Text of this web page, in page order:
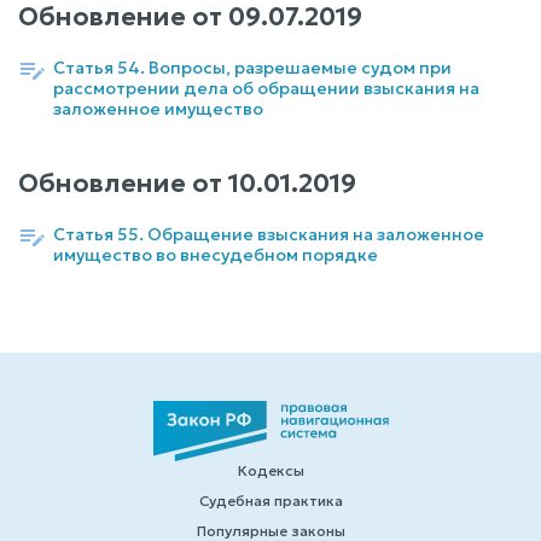
Обновление от 09.07.2019
Статья 54. Вопросы, разрешаемые судом при
рассмотрении дела об обращении взыскания на
заложенное имущество
Обновление от 10.01.2019
Статья 55. Обращение взыскания на заложенное
имущество во внесудебном порядке
Кодексы
Судебная практика
Популярные законы